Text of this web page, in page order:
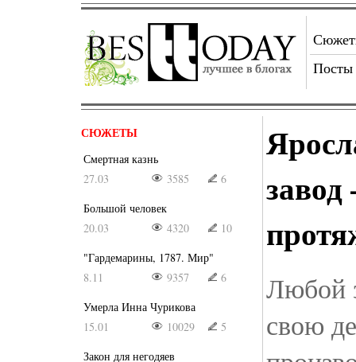
Посты
СЮЖЕТЫ
Смертная казнь
27.03
3585
6
Большой человек
20.03
4320
10
"Гардемарины, 1787. Мир"
8.11
9357
6
Умерла Инна Чурикова
15.01
10029
5
Закон для негодяев
Любой
свою